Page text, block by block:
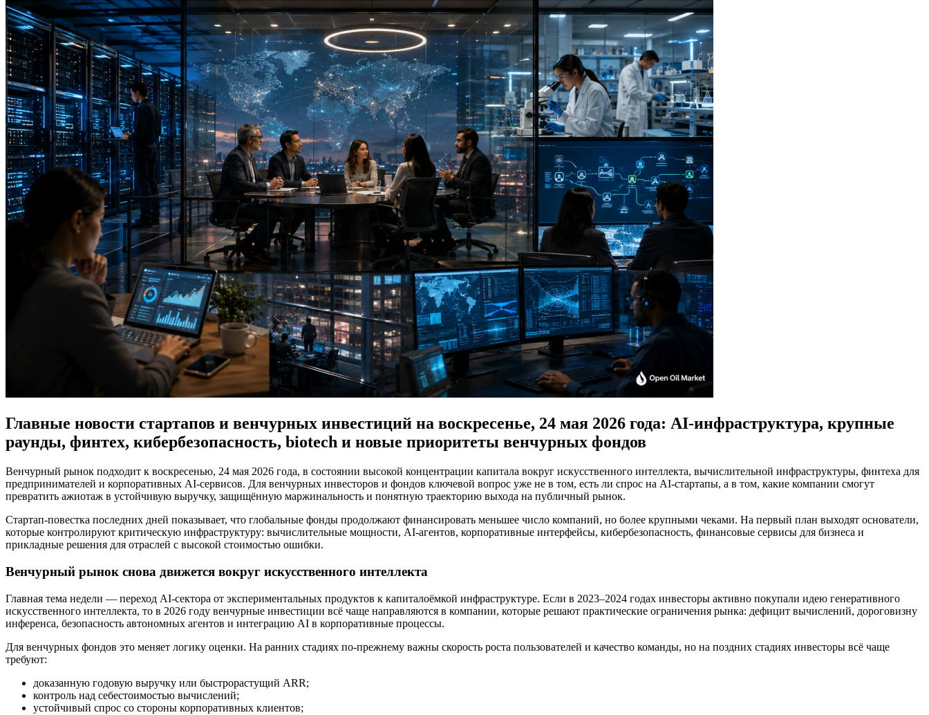
Главные новости стартапов и венчурных инвестиций на воскресенье, 24 мая 2026 года: AI-инфраструктура, крупные
раунды, финтех, кибербезопасность, biotech и новые приоритеты венчурных фондов
Венчурный рынок подходит к воскресенью, 24 мая 2026 года, в состоянии высокой концентрации капитала вокруг искусственного интеллекта, вычислительной инфраструктуры, финтеха для
предпринимателей и корпоративных AI-сервисов. Для венчурных инвесторов и фондов ключевой вопрос уже не в том, есть ли спрос на AI-стартапы, а в том, какие компании смогут
превратить ажиотаж в устойчивую выручку, защищённую маржинальность и понятную траекторию выхода на публичный рынок.
Стартап-повестка последних дней показывает, что глобальные фонды продолжают финансировать меньшее число компаний, но более крупными чеками. На первый план выходят основатели,
которые контролируют критическую инфраструктуру: вычислительные мощности, AI-агентов, корпоративные интерфейсы, кибербезопасность, финансовые сервисы для бизнеса и
прикладные решения для отраслей с высокой стоимостью ошибки.
Венчурный рынок снова движется вокруг искусственного интеллекта
Главная тема недели — переход AI-сектора от экспериментальных продуктов к капиталоёмкой инфраструктуре. Если в 2023–2024 годах инвесторы активно покупали идею генеративного
искусственного интеллекта, то в 2026 году венчурные инвестиции всё чаще направляются в компании, которые решают практические ограничения рынка: дефицит вычислений, дороговизну
инференса, безопасность автономных агентов и интеграцию AI в корпоративные процессы.
Для венчурных фондов это меняет логику оценки. На ранних стадиях по-прежнему важны скорость роста пользователей и качество команды, но на поздних стадиях инвесторы всё чаще
требуют:
доказанную годовую выручку или быстрорастущий ARR;
контроль над себестоимостью вычислений;
устойчивый спрос со стороны корпоративных клиентов;